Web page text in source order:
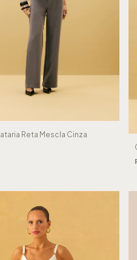
Reta Mescla Cinza